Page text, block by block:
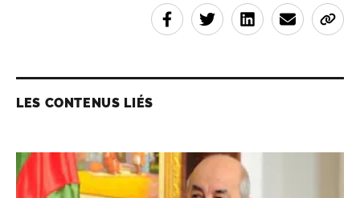
LES CONTENUS LIÉS